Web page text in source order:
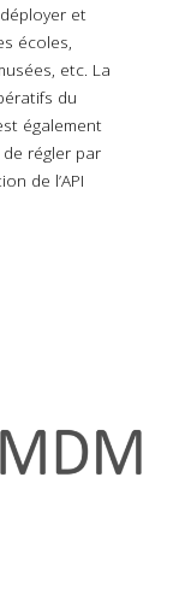
et
écoles,
etc. La
du
également
régler par
de l’API